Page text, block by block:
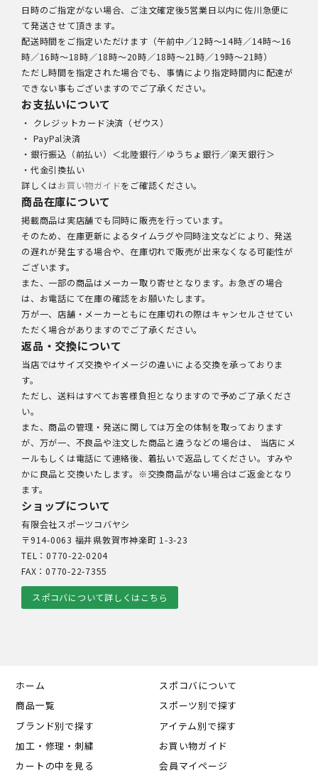
日時のご指定がない場合、ご注文確定後5営業日以内に佐川急便に
て発送させて頂きます。
配送時間をご指定いただけます（午前中／12時～14時／14時～16
時／16時～18時／18時～20時／18時～21時／19時～21時）
ただし時間を指定された場合でも、事情により指定時間内に配達が
できない事もございますのでご了承ください。
お支払いについて
・ クレジットカード決済（ゼウス）
・ PayPal決済
・銀行振込（前払い）＜北陸銀行／ゆうちょ銀行／楽天銀行＞
・代金引換払い
詳しくはお買い物ガイドをご確認ください。
商品在庫について
掲載商品は実店舗でも同時に販売を行っています。
そのため、在庫更新によるタイムラグや同時注文などにより、発送
の遅れが発生する場合や、在庫切れで販売が出来なくなる可能性が
ございます。
また、一部の商品はメーカー取り寄せとなります。お急ぎの場合
は、お電話にて在庫の確認をお願いたします。
万が一、店舗・メーカーともに在庫切れの際はキャンセルさせてい
ただく場合がありますのでご了承ください。
返品・交換について
当店ではサイズ交換やイメージの違いによる交換を承っておりま
す。
ただし、送料はすべてお客様負担となりますので予めご了承くださ
い。
また、商品の管理・発送に関しては万全の体制を取っております
が、万が一、不良品や注文した商品と違うなどの場合は、 当店にメ
ールもしくは電話にて連絡後、着払いで返品してください。すみや
かに良品と交換いたします。※交換商品がない場合はご返金となり
ます。
ショップについて
有限会社スポーツコバヤシ
〒914-0063 福井県敦賀市神楽町 1-3-23
TEL：0770-22-0204
FAX：0770-22-7355
スポコバについて詳しくはこちら
ホーム
スポコバについて
商品一覧
スポーツ別で探す
ブランド別で探す
アイテム別で探す
加工・修理・刺繍
お買い物ガイド
カートの中を見る
会員マイページ